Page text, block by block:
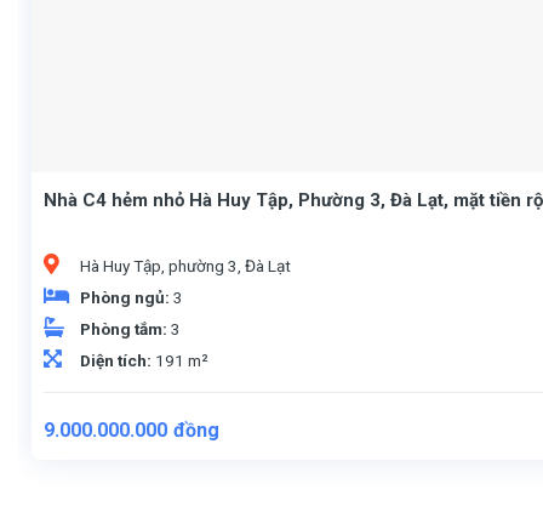
Nhà C4 hẻm nhỏ Hà Huy Tập, Phường 3, Đà Lạt, mặt tiền
Hà Huy Tập, phường 3, Đà Lạt
Phòng ngủ: 3
Phòng tắm: 3
Diện tích: 191 m²
9.000.000.000 đồng